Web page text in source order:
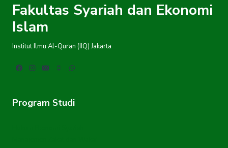
Fakultas Syariah dan Ekonomi
Islam
Institut Ilmu Al-Quran (IIQ) Jakarta
Program Studi